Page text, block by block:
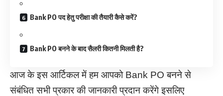
Bank PO पद हेतु परीक्षा की तैयारी कैसे करें?
Bank PO बनने के बाद सैलरी कितनी मिलती है?
आज के इस आर्टिकल में हम आपको Bank PO बनने से
संबंधित सभी प्रकार की जानकारी प्रदान करेंगे इसलिए